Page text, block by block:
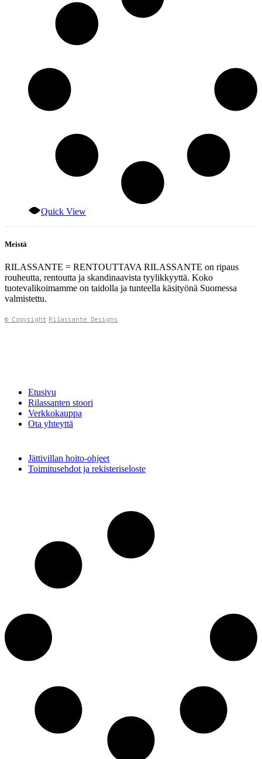
Quick View
Meistä
RILASSANTE = RENTOUTTAVA RILASSANTE on ripaus
rouheutta, rentoutta ja skandinaavista tyylikkyyttä. Koko
tuotevalikoimamme on taidolla ja tunteella käsityönä Suomessa
valmistettu.
© Copyright Rilassante Designs
Etusivu
Rilassanten stoori
Verkkokauppa
Ota yhteyttä
Jättivillan hoito-ohjeet
Toimitusehdot ja rekisteriseloste